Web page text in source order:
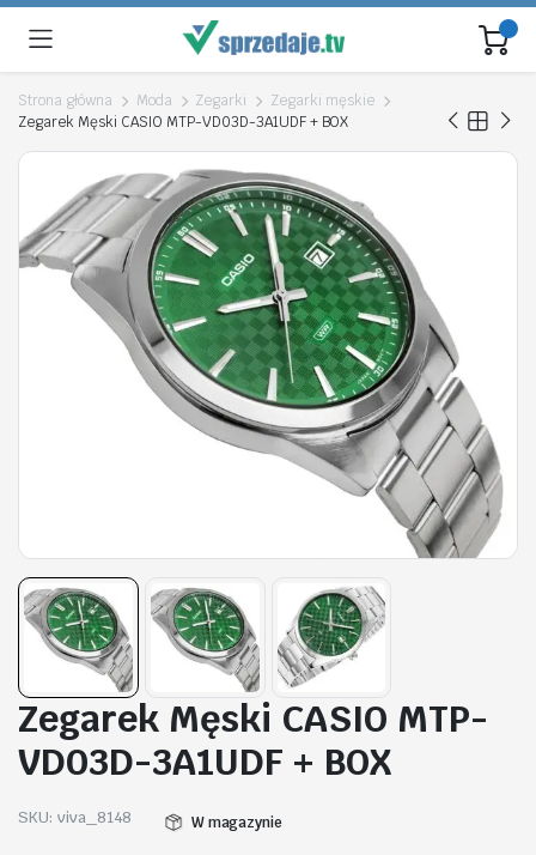
Strona główna Moda Zegarki
Zegarki męskie
Zegarek Męski CASIO MTP-VD03D-3A1UDF + BOX
Zegarek Męski CASIO MTP-
VD03D-3A1UDF + BOX
SKU: viva_8148 W magazynie